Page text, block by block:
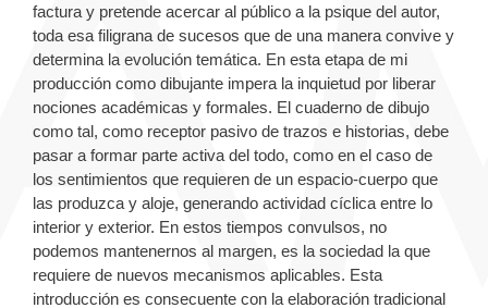
factura y pretende acercar al público a la psique del autor,
toda esa filigrana de sucesos que de una manera convive y
determina la evolución temática. En esta etapa de mi
producción como dibujante impera la inquietud por liberar
nociones académicas y formales. El cuaderno de dibujo
como tal, como receptor pasivo de trazos e historias, debe
pasar a formar parte activa del todo, como en el caso de
los sentimientos que requieren de un espacio-cuerpo que
las produzca y aloje, generando actividad cíclica entre lo
interior y exterior. En estos tiempos convulsos, no
podemos mantenernos al margen, es la sociedad la que
requiere de nuevos mecanismos aplicables. Esta
introducción es consecuente con la elaboración tradicional